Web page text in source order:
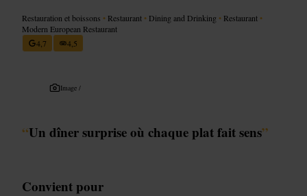
Restauration et boissons • Restaurant • Dining and Drinking • Restaurant •
Modern European Restaurant
4,7
4,5
Image /
“Un dîner surprise où chaque plat fait sens”
Convient pour